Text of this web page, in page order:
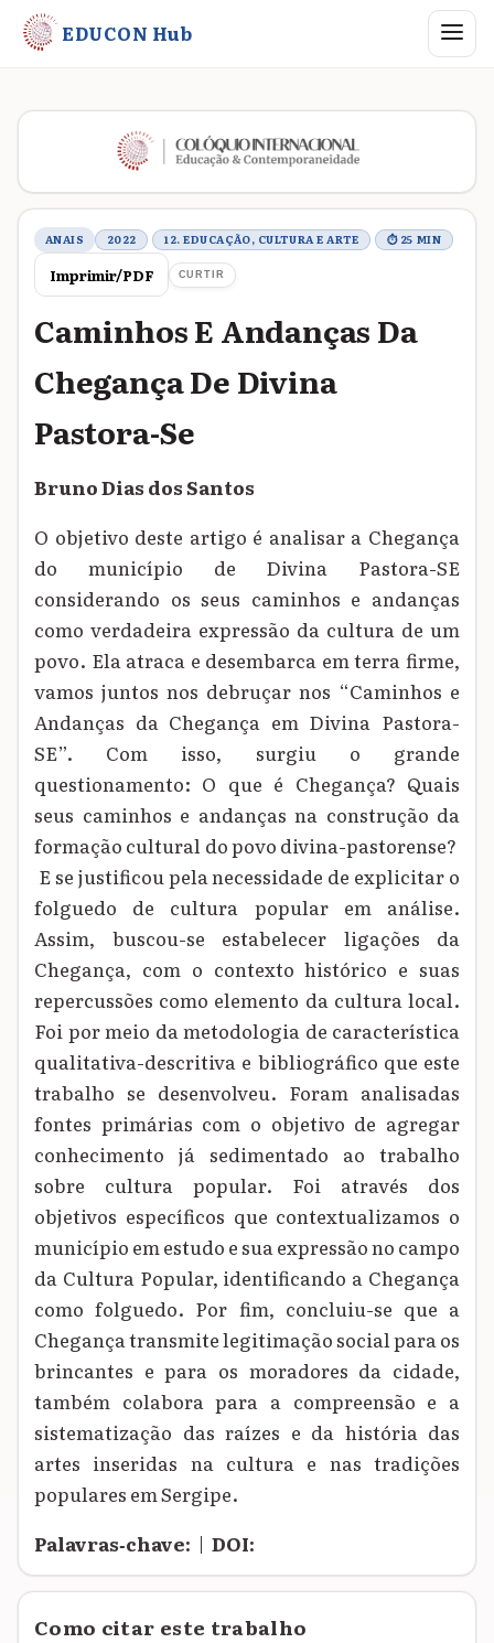
EDUCON Hub Abrir
Metadados do trabalho
ANAIS 2022 12. EDUCAÇÃO, CULTURA E ARTE ⏱ 25 MIN
Imprimir/PDF CURTIR
Caminhos E Andanças Da
Chegança De Divina
Pastora-Se
Bruno Dias dos Santos
O objetivo deste artigo é analisar a Chegança
do município de Divina Pastora-SE
considerando os seus caminhos e andanças
como verdadeira expressão da cultura de um
povo. Ela atraca e desembarca em terra firme,
vamos juntos nos debruçar nos “Caminhos e
Andanças da Chegança em Divina Pastora-
SE”. Com isso, surgiu o grande
questionamento: O que é Chegança? Quais
seus caminhos e andanças na construção da
formação cultural do povo divina-pastorense?
E se justificou pela necessidade de explicitar o
folguedo de cultura popular em análise.
Assim, buscou-se estabelecer ligações da
Chegança, com o contexto histórico e suas
repercussões como elemento da cultura local.
Foi por meio da metodologia de característica
qualitativa-descritiva e bibliográfico que este
trabalho se desenvolveu. Foram analisadas
fontes primárias com o objetivo de agregar
conhecimento já sedimentado ao trabalho
sobre cultura popular. Foi através dos
objetivos específicos que contextualizamos o
município em estudo e sua expressão no campo
da Cultura Popular, identificando a Chegança
como folguedo. Por fim, concluiu-se que a
Chegança transmite legitimação social para os
brincantes e para os moradores da cidade,
também colabora para a compreensão e a
sistematização das raízes e da história das
artes inseridas na cultura e nas tradições
populares em Sergipe.
Palavras‑chave: | DOI:
Como citar este trabalho